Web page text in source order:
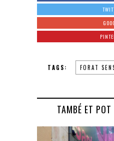
TAGS: FORAT
TAMBÉ ET